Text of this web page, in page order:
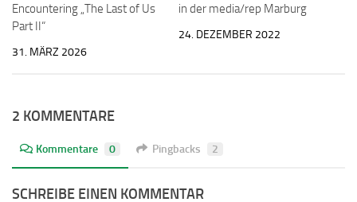
Encountering „The Last of Us
Part II“
31. MÄRZ 2026
in der media/rep Marburg
24. DEZEMBER 2022
2 KOMMENTARE
Kommentare 0 Pingbacks 2
SCHREIBE EINEN KOMMENTAR